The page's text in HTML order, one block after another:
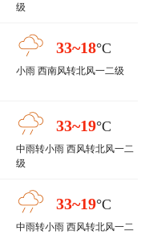
级
33~18°C
小雨 西南风转北风一二级
33~19°C
中雨转小雨 西风转北风一二
级
33~19°C
中雨转小雨 西风转北风一二